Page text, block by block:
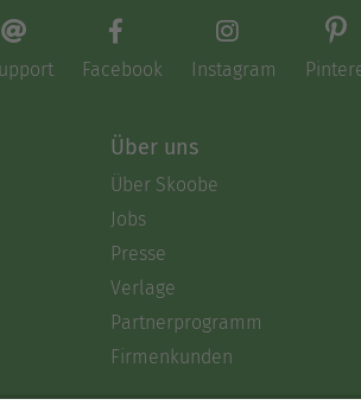
Facebook Instagram
Über uns
Über Skoobe
Jobs
Presse
Verlage
Partnerprogramm
Firmenkunden